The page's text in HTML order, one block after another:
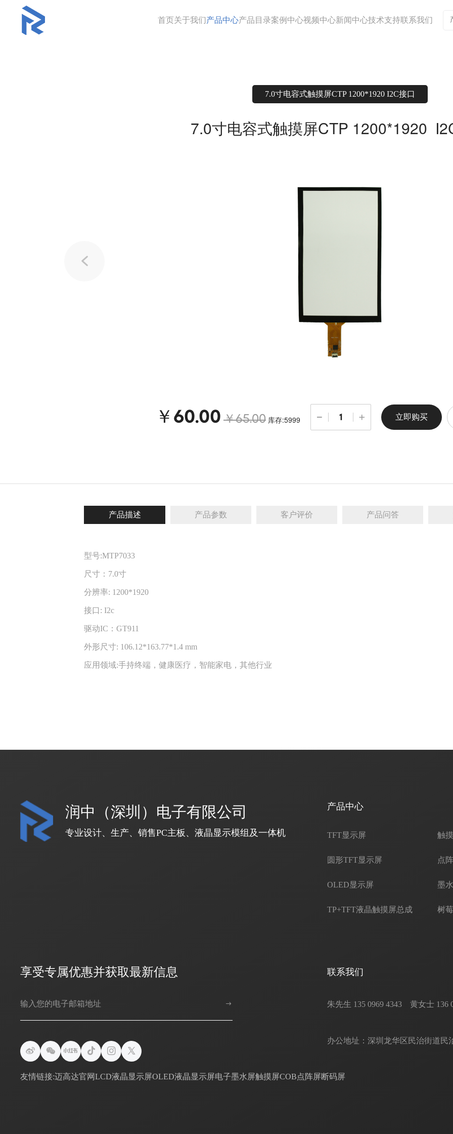
首页关于我们产品中心产品目录案例中心视频中心新闻中心技术支持联系我们
7.0寸电容式触摸屏CTP 1200*1920 I2C接口
7.0寸电容式触摸屏CTP 1200*1920
￥60.00 ￥65.00 库存:5999 立即购买
产品描述 产品参数 客户评价 产品问答
型号:MTP7033
尺寸：7.0寸
分辨率: 1200*1920
接口: I2c
驱动IC：GT911
外形尺寸: 106.12*163.77*1.4 mm
应用领域:手持终端，健康医疗，智能家电，其他行业
润中（深圳）电子有限公司
专业设计、生产、销售PC主板、液晶显示模组及一体机
产品中心
TFT显示屏
圆形TFT显示屏
OLED显示屏
TP+TFT液晶触摸屏总成
触
点
墨
树
享受专属优惠并获取最新信息 联系我们
朱先生 135 0969 4343    黄女士
办公地址：深圳龙华区民治街道民
友情链接:迈高达官网LCD液晶显示屏OLED液晶显示屏电子墨水屏触摸屏COB点阵屏断码屏